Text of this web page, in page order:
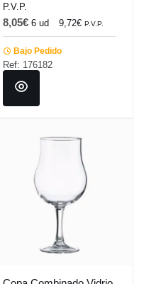
P.V.P.
8,05€ 6 ud 9,72€ P.V.P.
Bajo Pedido
Ref: 176182